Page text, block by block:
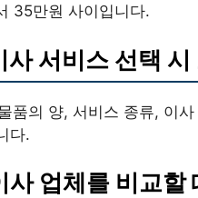
35만원 사이입니다.
사 서비스 선택
품의 양, 서비스 종류, 이
다.
사 업체를 비교할